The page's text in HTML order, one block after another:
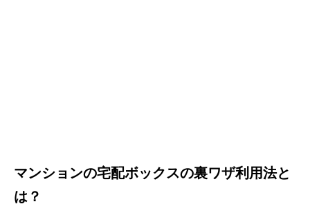
マンションの宅配ボックスの裏ワザ利用法と
は？